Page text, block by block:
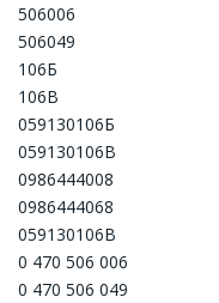
506006
506049
106Б
106B
059130106Б
059130106В
0986444008
0986444068
059130106B
0 470 506 006
0 470 506 049